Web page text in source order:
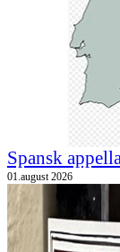
Spansk
01.august 2026